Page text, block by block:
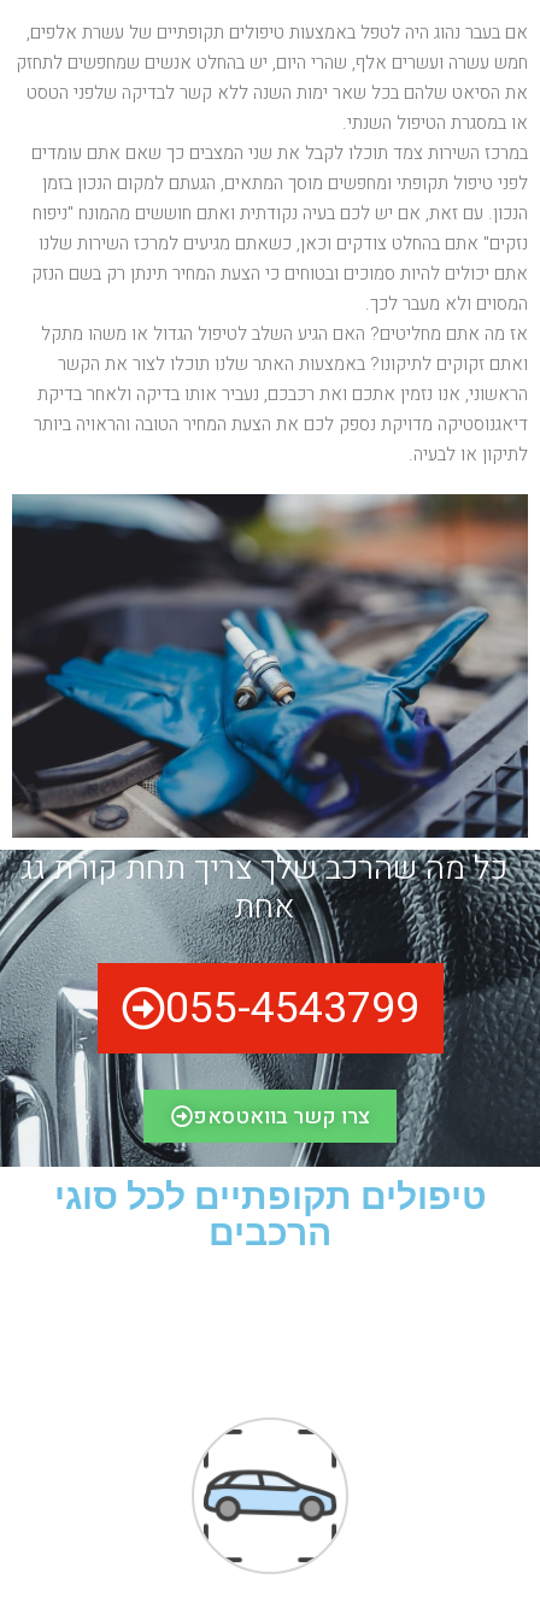
אם בעבר נהוג היה לטפל באמצעות טיפולים תקופתיים של עשרת אלפים,
חמש עשרה ועשרים אלף, שהרי היום, יש בהחלט אנשים שמחפשים לתחזק
את הסיאט שלהם בכל שאר ימות השנה ללא קשר לבדיקה שלפני הטסט
או במסגרת הטיפול השנתי.
במרכז השירות צמד תוכלו לקבל את שני המצבים כך שאם אתם עומדים
לפני טיפול תקופתי ומחפשים מוסך המתאים, הגעתם למקום הנכון בזמן
הנכון. עם זאת, אם יש לכם בעיה נקודתית ואתם חוששים מהמונח "ניפוח
נזקים" אתם בהחלט צודקים וכאן, כשאתם מגיעים למרכז השירות שלנו
אתם יכולים להיות סמוכים ובטוחים כי הצעת המחיר תינתן רק בשם הנזק
המסוים ולא מעבר לכך.
אז מה אתם מחליטים? האם הגיע השלב לטיפול הגדול או משהו מתקל
ואתם זקוקים לתיקונו? באמצעות האתר שלנו תוכלו לצור את הקשר
הראשוני, אנו נזמין אתכם ואת רכבכם, נעביר אותו בדיקה ולאחר בדיקת
דיאגנוסטיקה מדויקת נספק לכם את הצעת המחיר הטובה והראויה ביותר
לתיקון או לבעיה.
כל מה שהרכב שלך צריך תחת קורת גג
אחת
055-4543799
צרו קשר בוואטסאפ
טיפולים תקופתיים לכל סוגי
הרכבים​